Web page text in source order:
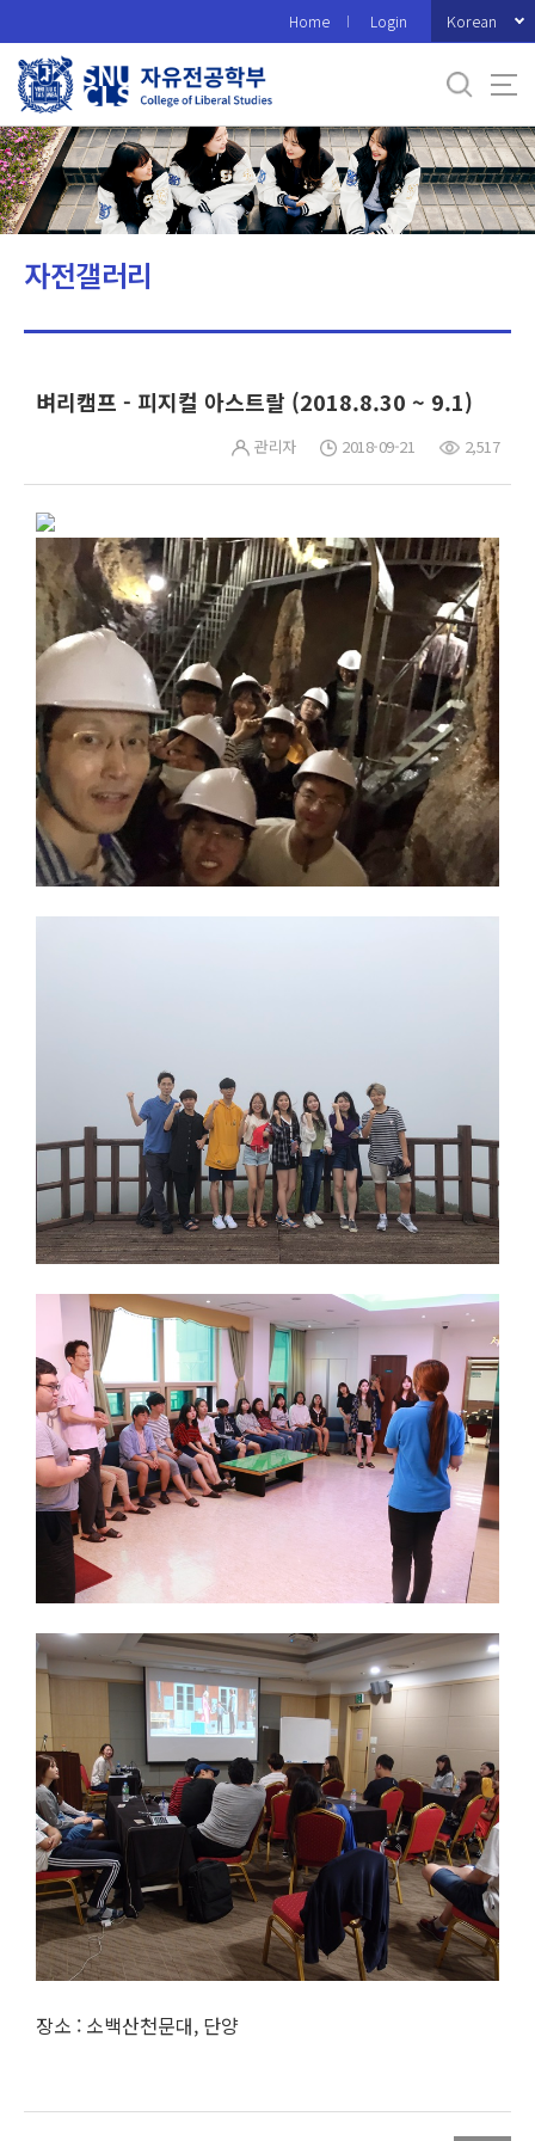
로
메
뉴
Home Login Korean
자전갤러리
벼리캠프 - 피지컬 아스트랄 (2018.8.30 ~ 9.1)
관리자 2018-09-21 2,517
장소 : 소백산천문대, 단양